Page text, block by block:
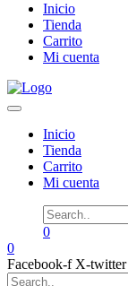
Inicio
Tienda
Carrito
Mi cuenta
Inicio
Tienda
Carrito
Mi cuenta
0
0
Facebook-f X-twitter